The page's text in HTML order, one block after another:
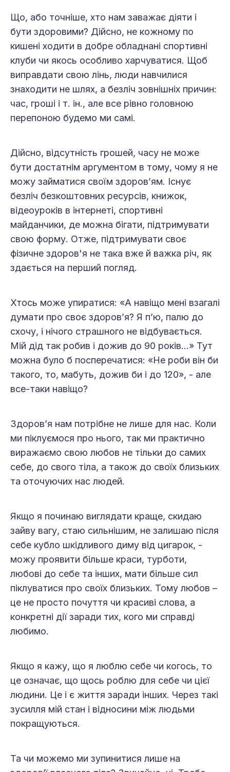
Що, або точніше, хто нам заважає діяти і
бути здоровими? Дійсно, не кожному по
кишені ходити в добре обладнані спортивні
клуби чи якось особливо харчуватися. Щоб
виправдати свою лінь, люди навчилися
знаходити не шлях, а безліч зовнішніх причин:
час, гроші і т. ін., але все рівно головною
перепоною будемо ми самі.
Дійсно, відсутність грошей, часу не може
бути достатнім аргументом в тому, чому я не
можу займатися своїм здоров’ям. Існує
безліч безкоштовних ресурсів, книжок,
відеоуроків в інтернеті, спортивні
майданчики, де можна бігати, підтримувати
свою форму. Отже, підтримувати своє
фізичне здоров'я не така вже й важка річ, як
здається на перший погляд.
Хтось може упиратися: «А навіщо мені взагалі
думати про своє здоров’я? Я п’ю, палю до
схочу, і нічого страшного не відбувається.
Мій дід так робив і дожив до 90 років…» Тут
можна було б посперечатися: «Не роби він би
такого, то, мабуть, дожив би і до 120», - але
все-таки навіщо?
Здоров’я нам потрібне не лише для нас. Коли
ми піклуємося про нього, так ми практично
виражаємо свою любов не тільки до самих
себе, до свого тіла, а також до своїх близьких
та оточуючих нас людей.
Якщо я починаю виглядати краще, скидаю
зайву вагу, стаю сильнішим, не залишаю після
себе кубло шкідливого диму від цигарок, -
можу проявити більше краси, турботи,
любові до себе та інших, мати більше сил
піклуватися про своїх близьких. Тому любов –
це не просто почуття чи красиві слова, а
конкретні дії заради тих, кого ми справді
любимо.
Якщо я кажу, що я люблю себе чи когось, то
це означає, що щось роблю для себе чи цієї
людини. Це і є життя заради інших. Через такі
зусилля мій стан і відносини між людьми
покращуються.
Та чи можемо ми зупинитися лише на